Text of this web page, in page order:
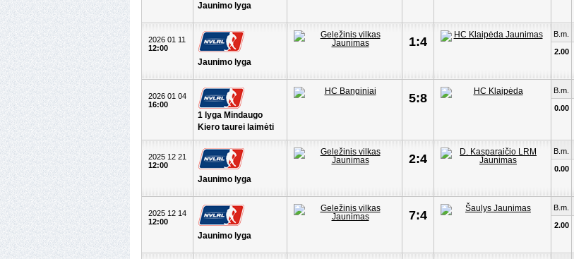
Jaunimo lyga
2026 01 11
12:00
Jaunimo lyga
1:4
B.m.
2.00
2026 01 04
16:00
1 lyga Mindaugo
Kiero taurei laimėti
5:8
B.m.
0.00
2025 12 21
12:00
Jaunimo lyga
2:4
B.m.
0.00
2025 12 14
12:00
Jaunimo lyga
7:4
B.m.
2.00